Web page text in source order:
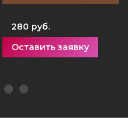
280 руб.
Оставить заявку